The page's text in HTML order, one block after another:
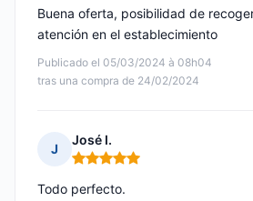
Publicado el 05/03/2024 à 08h04
tras una compra de 24/02/2024
Buena oferta, posibilidad de
atención en el establecimiento
J
José I.
Nota: 5 de 5
Todo perfecto.